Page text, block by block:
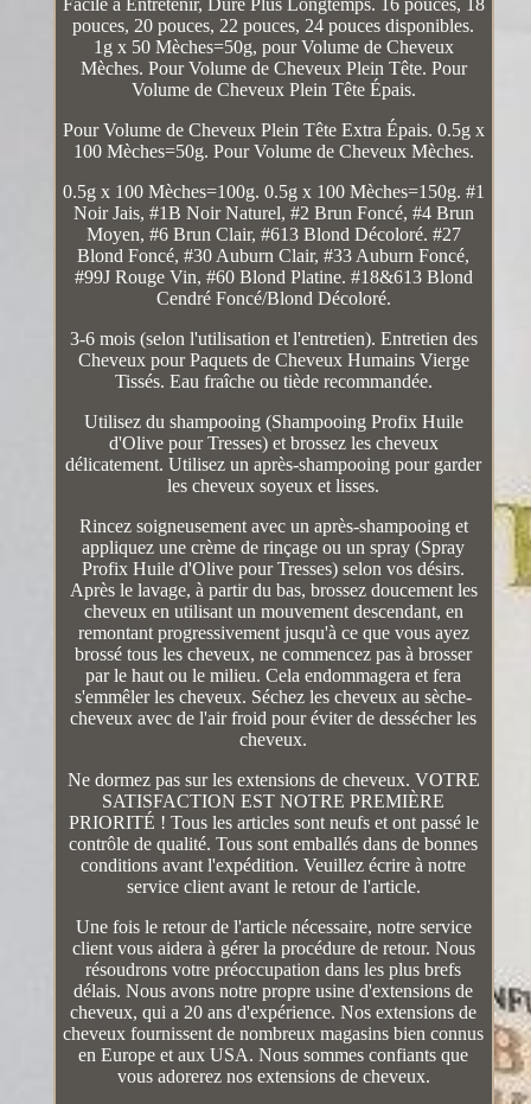
pouces, 20 pouces, 22 pouces, 24 pouces disponibles.
1g x 50 Mèches=50g, pour Volume de Cheveux
Mèches. Pour Volume de Cheveux Plein Tête. Pour
Volume de Cheveux Plein Tête Épais.
Pour Volume de Cheveux Plein Tête Extra Épais. 0.5g x
100 Mèches=50g. Pour Volume de Cheveux Mèches.
0.5g x 100 Mèches=100g. 0.5g x 100 Mèches=150g. #1
Noir Jais, #1B Noir Naturel, #2 Brun Foncé, #4 Brun
Moyen, #6 Brun Clair, #613 Blond Décoloré. #27
Blond Foncé, #30 Auburn Clair, #33 Auburn Foncé,
#99J Rouge Vin, #60 Blond Platine. #18&613 Blond
Cendré Foncé/Blond Décoloré.
3-6 mois (selon l'utilisation et l'entretien). Entretien des
Cheveux pour Paquets de Cheveux Humains Vierge
Tissés. Eau fraîche ou tiède recommandée.
Utilisez du shampooing (Shampooing Profix Huile
d'Olive pour Tresses) et brossez les cheveux
délicatement. Utilisez un après-shampooing pour garder
les cheveux soyeux et lisses.
Rincez soigneusement avec un après-shampooing et
appliquez une crème de rinçage ou un spray (Spray
Profix Huile d'Olive pour Tresses) selon vos désirs.
Après le lavage, à partir du bas, brossez doucement les
cheveux en utilisant un mouvement descendant, en
remontant progressivement jusqu'à ce que vous ayez
brossé tous les cheveux, ne commencez pas à brosser
par le haut ou le milieu. Cela endommagera et fera
s'emmêler les cheveux. Séchez les cheveux au sèche-
cheveux avec de l'air froid pour éviter de dessécher les
cheveux.
Ne dormez pas sur les extensions de cheveux. VOTRE
SATISFACTION EST NOTRE PREMIÈRE
PRIORITÉ ! Tous les articles sont neufs et ont passé le
contrôle de qualité. Tous sont emballés dans de bonnes
conditions avant l'expédition. Veuillez écrire à notre
service client avant le retour de l'article.
Une fois le retour de l'article nécessaire, notre service
client vous aidera à gérer la procédure de retour. Nous
résoudrons votre préoccupation dans les plus brefs
délais. Nous avons notre propre usine d'extensions de
cheveux, qui a 20 ans d'expérience. Nos extensions de
cheveux fournissent de nombreux magasins bien connus
en Europe et aux USA. Nous sommes confiants que
vous adorerez nos extensions de cheveux.